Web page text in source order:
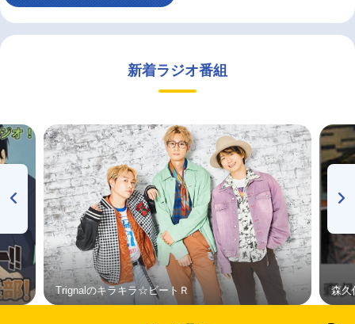
新着ラジオ番組
Trignalのキラキラ☆ビートＲ 森久